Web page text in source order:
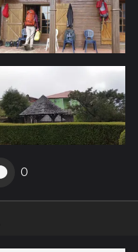
0